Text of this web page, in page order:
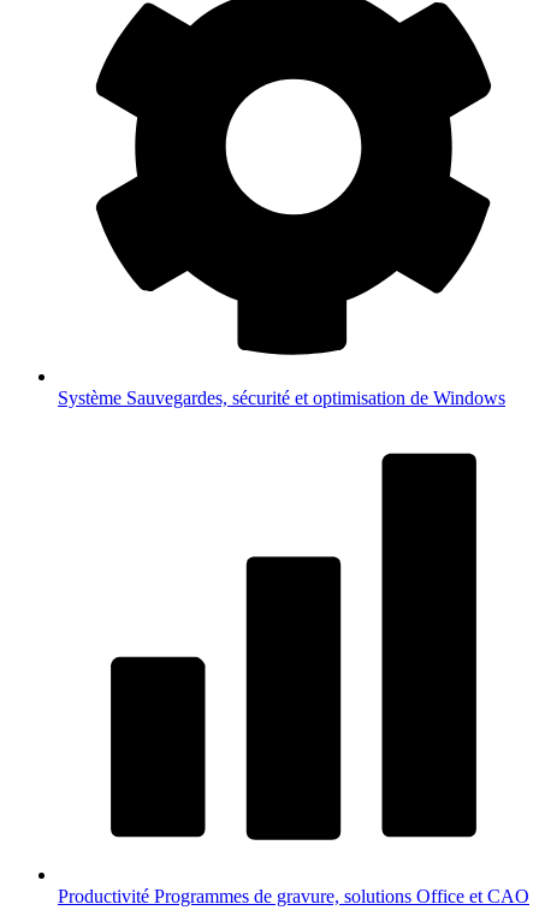
Système Sauvegardes, sécurité et optimisation de Windows
Productivité Programmes de gravure, solutions Office et CAO